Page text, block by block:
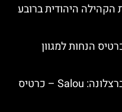
הקהילה היהודית ברובע
הנחות למגוון
פארק המים PortAventura בברצלונה: Salou – כרטיס